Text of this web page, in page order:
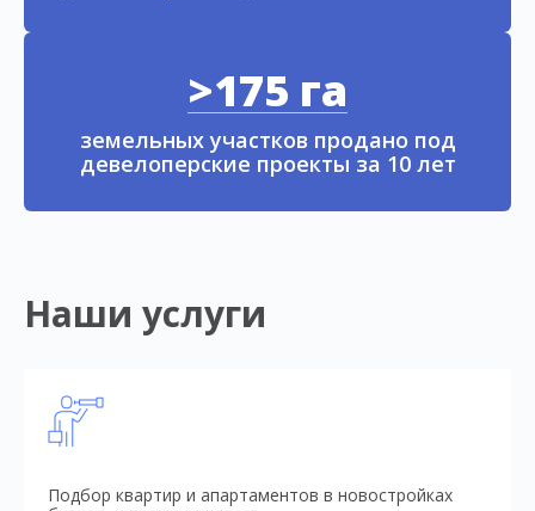
>175 га
земельных участков продано под
девелоперские проекты за 10 лет
Наши услуги
Подбор квартир и апартаментов в новостройках